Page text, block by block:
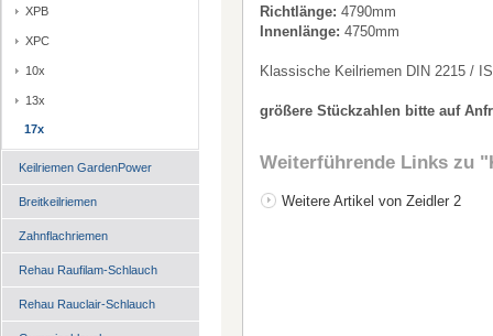
XPB
XPC
10x
13x
17x
Keilriemen GardenPower
Breitkeilriemen
Zahnflachriemen
Rehau Raufilam-Schlauch
Rehau Rauclair-Schlauch
Richtlänge: 4790mm
Innenlänge: 4750mm
Klassische Keilriemen DIN 2215 /
größere Stückzahlen bitte auf
Weiterführende Links zu
Weitere Artikel von Zeidler 2